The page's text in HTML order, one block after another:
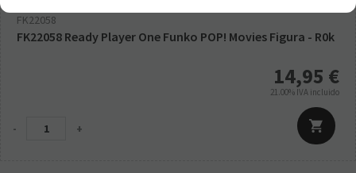
FK22058
FK22058 Ready Player One Funko POP! Movies Figura - R0k
14,95 €
21.00% IVA incluido
- +